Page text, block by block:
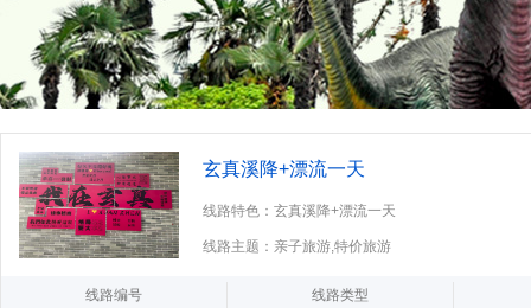
玄真溪降+漂流一天
线路特色：玄真溪降+漂流一天
线路主题：亲子旅游,特价旅游
线路编号
线路类型